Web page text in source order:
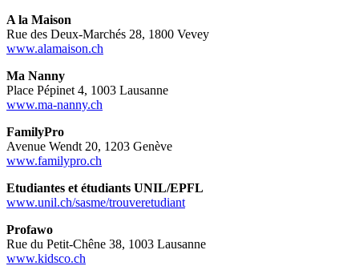
A la Maison
Rue des Deux-Marchés 28, 1800 Vevey
www.alamaison.ch
Ma Nanny
Place Pépinet 4, 1003 Lausanne
www.ma-nanny.ch
FamilyPro
Avenue Wendt 20, 1203 Genève
www.familypro.ch
Etudiantes et étudiants UNIL/EPFL
www.unil.ch/sasme/trouveretudiant
Profawo
Rue du Petit-Chêne 38, 1003 Lausanne
www.kidsco.ch